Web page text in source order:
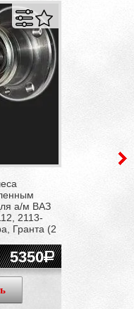
а/м ВАЗ
2113-
Гранта (2
5350